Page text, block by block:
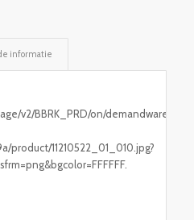
informatie
v2/BBRK_PRD/on/
product/11210522_01_010.jpg?